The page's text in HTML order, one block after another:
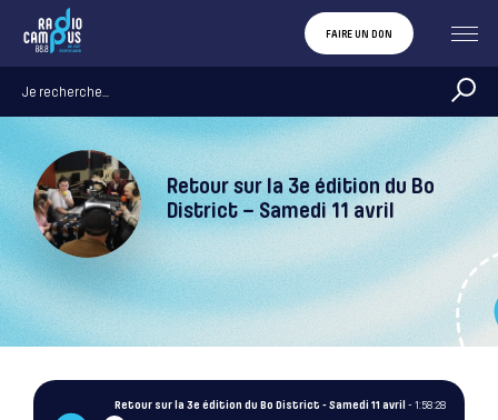
FAIRE UN DON
Retour sur la 3e édition du Bo
District – Samedi 11 avril
Retour sur la 3e édition du Bo District - Samedi 11 avril - 1:58:28